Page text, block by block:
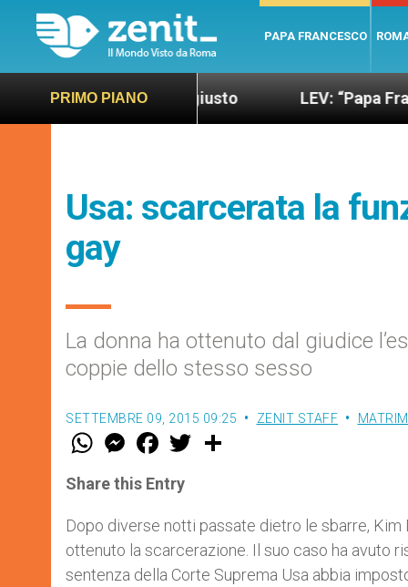
PAPA FRANCESCO
PRIMO PIANO
più sano e giusto LEV: “Papa Francesco.
Usa: scarcerata la
gay
La donna ha ottenuto dal giudice
coppie dello stesso sesso
SETTEMBRE 09, 2015 09:25 ZENIT STAFF
W
t
s
p
p
M
e
s
e
g
e
r
F
a
e
b
o
k
w
Share this Entry
Dopo diverse notti passate dietro le sbarre, Kim
ottenuto la scarcerazione. Il suo caso ha avuto
sentenza della Corte Suprema Usa abbia